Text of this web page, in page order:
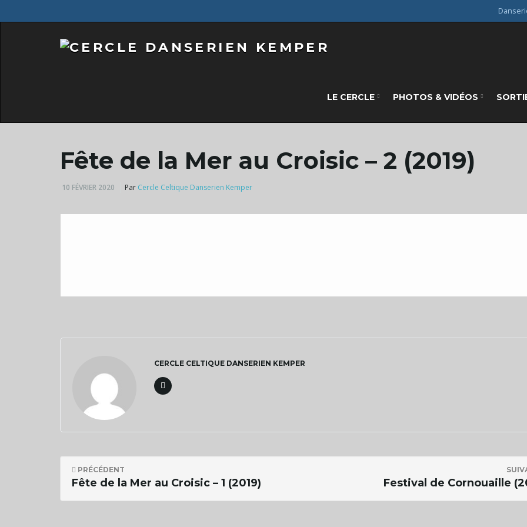
LE CERCLE PHOTOS & VIDÉOS
Fête de la Mer au Croisic – 2 (2019)
10 FÉVRIER 2020 Par Cercle Celtique Danserien Kemper
CERCLE CELTIQUE DANSERIEN KEMPER
PRÉCÉDENT
Fête de la Mer au Croisic – 1 (2019) Festival de Cornouaille